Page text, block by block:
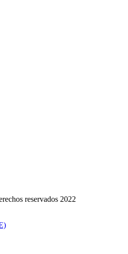
reservados 2022